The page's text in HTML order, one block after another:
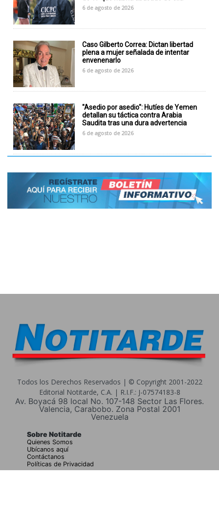
6 de agosto de 2026
Caso Gilberto Correa: Dictan libertad
plena a mujer señalada de intentar
envenenarlo
6 de agosto de 2026
"Asedio por asedio": Hutíes de Yemen
detallan su táctica contra Arabia
Saudita tras una dura advertencia
6 de agosto de 2026
Todos los Derechos Reservados | © Copyright 2001-2022
Editorial Notitarde, C.A. | R.I.F.: J-07574183-8
Av. Boyacá 98 local No. 107-148 Sector Las Flores.
Valencia, Carabobo. Zona Postal 2001
Venezuela
Sobre Notitarde
Quienes Somos
Ubícanos aquí
Contáctanos
Políticas de Privacidad